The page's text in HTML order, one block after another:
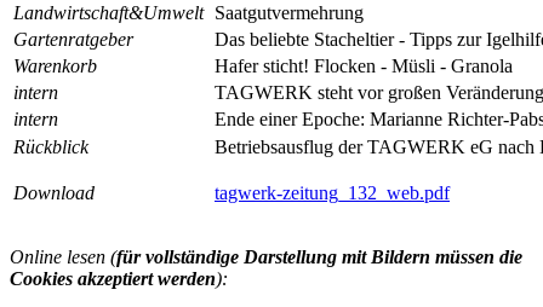
Landwirtschaft&Umwelt Saatgutvermehrung
Gartenratgeber
Das beliebte Stacheltier - Tipps zur
Warenkorb
Hafer sticht! Flocken - Müsli - Granola
intern
TAGWERK steht vor großen
intern
Ende einer Epoche: Marianne Richter-
Rückblick
Betriebsausflug der TAGWERK eG nach
Download tagwerk-zeitung_132_web.pdf
Online lesen (für vollständige Darstellung mit Bildern müssen die
Cookies akzeptiert werden):